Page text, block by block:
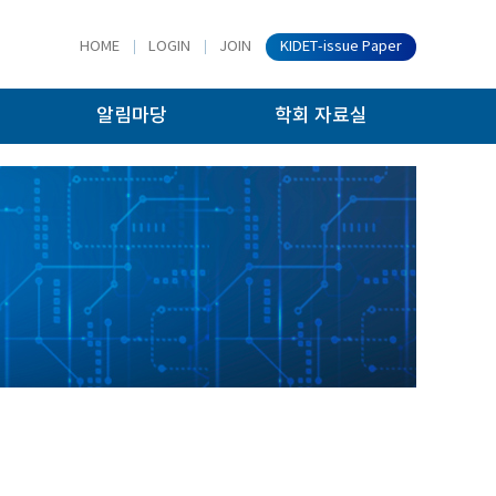
HOME LOGIN JOIN KIDET-issue Paper
알림마당 학회 자료실